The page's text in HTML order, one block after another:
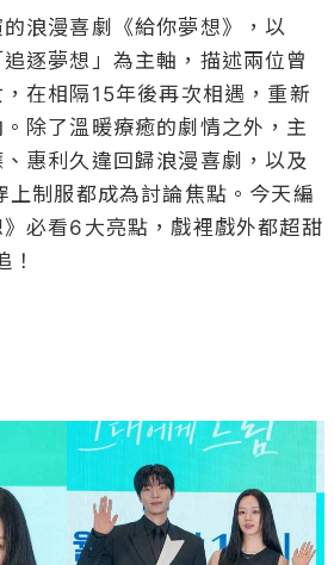
浪漫喜劇《給你夢想》，以
追逐夢想」為主軸，描述兩位曾
在相隔15年後再次相遇，重新
除了溫暖療癒的劇情之外，主
惠利久違回歸浪漫喜劇，以及
制服都成為討論焦點。今天編
必看6大亮點，戲裡戲外都超甜
！